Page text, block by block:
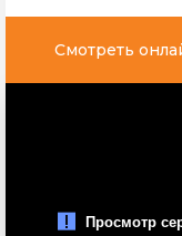
Смотреть